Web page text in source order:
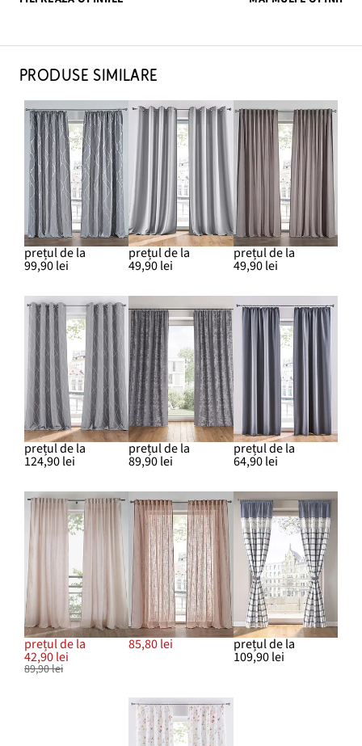
PRODUSE SIMILARE
prețul de la
99,90 lei
prețul de la
49,90 lei
prețul de la
49,90 lei
prețul de la
124,90 lei
prețul de la
89,90 lei
prețul de la
64,90 lei
prețul de la
42,90 lei
89,90 lei
85,80 lei prețul de la
109,90 lei